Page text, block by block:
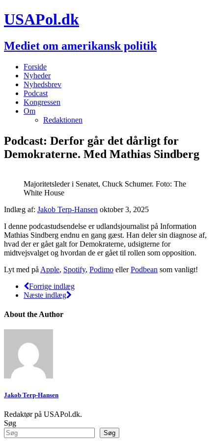
USAPol.dk
Mediet om amerikansk politik
Forside
Nyheder
Nyhedsbrev
Podcast
Kongressen
Om
Redaktionen
Podcast: Derfor går det dårligt for
Demokraterne. Med Mathias Sindberg
Majoritetsleder i Senatet, Chuck Schumer. Foto: The
White House
Indlæg af: Jakob Terp-Hansen oktober 3, 2025
I denne podcastudsendelse er udlandsjournalist på Information
Mathias Sindberg endnu en gang gæst. Han deler sin diagnose af,
hvad der er gået galt for Demokraterne, udsigterne for
midtvejsvalget og hvordan de er gået til rollen som opposition.
Lyt med på Apple, Spotify, Podimo ellerPodbean som vanligt!
Forrige indlæg
Næste indlæg
About the Author
Jakob Terp-Hansen
Redaktør på USAPol.dk.
Søg
Søg